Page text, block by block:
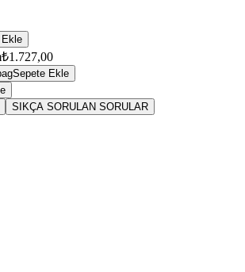
₺1.727,00
Sepete Ekle
SIKÇA SORULAN SORULAR